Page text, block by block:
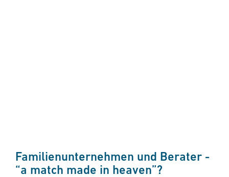
Familienunternehmen und Berater -
“a match made in heaven”​?